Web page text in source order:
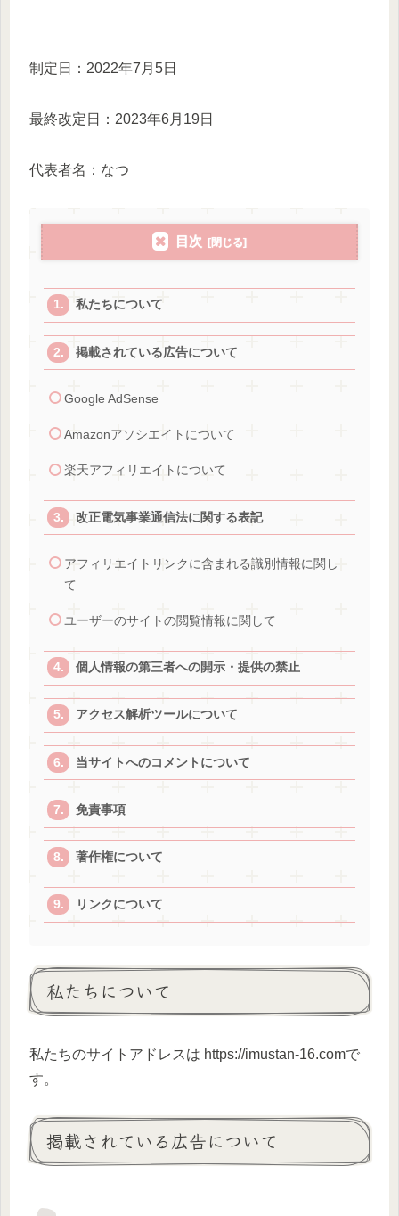
制定日：2022年7月5日
最終改定日：2023年6月19日
代表者名：なつ
目次
私たちについて
掲載されている広告について
Google AdSense
Amazonアソシエイトについて
楽天アフィリエイトについて
改正電気事業通信法に関する表記
アフィリエイトリンクに含まれる識別情報に関し
て
ユーザーのサイトの閲覧情報に関して
個人情報の第三者への開示・提供の禁止
アクセス解析ツールについて
当サイトへのコメントについて
免責事項
著作権について
リンクについて
私たちについて
私たちのサイトアドレスは https://imustan-16.comで
す。
掲載されている広告について